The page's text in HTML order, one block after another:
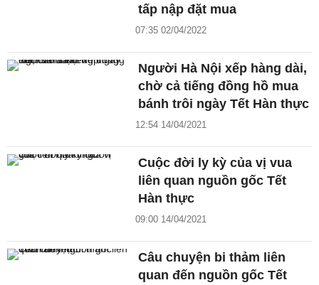
tấp nập đặt mua
07:35 02/04/2022
Người Hà Nội xếp hàng dài,
chờ cả tiếng đồng hồ mua
bánh trôi ngày Tết Hàn thực
12:54 14/04/2021
Cuộc đời ly kỳ của vị vua
liên quan nguồn gốc Tết
Hàn thực
09:00 14/04/2021
Câu chuyện bi thảm liên
quan đến nguồn gốc Tết